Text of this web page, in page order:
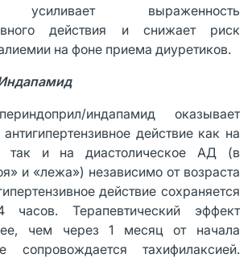
усиливает выраженность
действия и снижает риск
на фоне приема диуретиков.
индапамид оказывает
действие как на
так и на диастолическое АД (в
и «лежа») независимо от возраста
действие сохраняется
Терапевтический эффект
чем через 1 месяц от начала
тахифилаксией.